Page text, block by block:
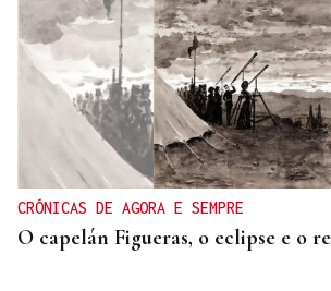
CRÓNICAS DE AGORA E SEMPRE
O capelán Figueras, o eclipse e o